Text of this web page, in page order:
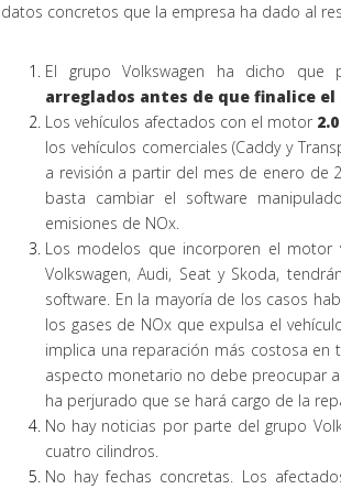
datos concretos que la empresa ha dado al
El grupo Volkswagen ha dicho
arreglados antes de que finalice el
Los vehículos afectados con el motor
los vehículos comerciales (Caddy y
a revisión a partir del mes de enero de
basta cambiar el software
emisiones de NOx.
Los modelos que incorporen el motor
Volkswagen, Audi, Seat y Skoda,
software. En la mayoría de los casos
los gases de NOx que expulsa el
implica una reparación más costosa en
aspecto monetario no debe preocupar
ha perjurado que se hará cargo de la
No hay noticias por parte del grupo
cuatro cilindros.
No hay fechas concretas. Los